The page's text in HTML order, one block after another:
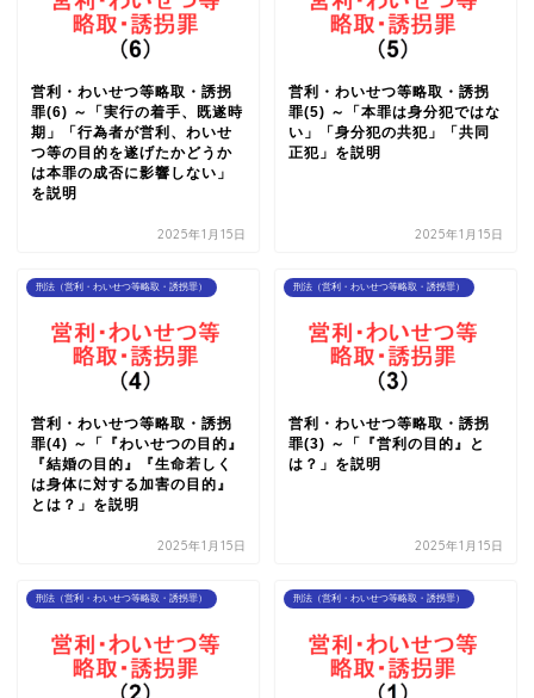
営利・わいせつ等略取・誘拐
罪(6) ～「実行の着手、既遂時
期」「行為者が営利、わいせ
つ等の目的を遂げたかどうか
は本罪の成否に影響しない」
を説明
2025年1月15日
営利・わいせつ等略取・誘拐
罪(5) ～「本罪は身分犯ではな
い」「身分犯の共犯」「共同
正犯」を説明
2025年1月15日
刑法（営利・わいせつ等略取・誘拐罪）
営利・わいせつ等略取・誘拐
罪(4) ～「『わいせつの目的』
『結婚の目的』『生命若しく
は身体に対する加害の目的』
とは？」を説明
2025年1月15日
刑法（営利・わいせつ等略取・誘拐罪）
営利・わいせつ等略取・誘拐
罪(3) ～「『営利の目的』と
は？」を説明
2025年1月15日
刑法（営利・わいせつ等略取・誘拐罪） 刑法（営利・わいせつ等略取・誘拐罪）